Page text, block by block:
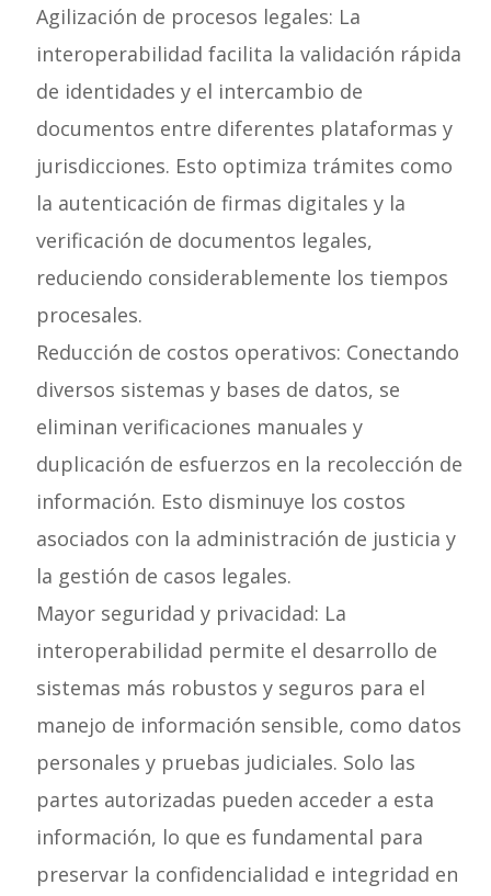
Agilización de procesos legales: La
interoperabilidad facilita la validación rápida
de identidades y el intercambio de
documentos entre diferentes plataformas y
jurisdicciones. Esto optimiza trámites como
la autenticación de firmas digitales y la
verificación de documentos legales,
reduciendo considerablemente los tiempos
procesales.
Reducción de costos operativos: Conectando
diversos sistemas y bases de datos, se
eliminan verificaciones manuales y
duplicación de esfuerzos en la recolección de
información. Esto disminuye los costos
asociados con la administración de justicia y
la gestión de casos legales.
Mayor seguridad y privacidad: La
interoperabilidad permite el desarrollo de
sistemas más robustos y seguros para el
manejo de información sensible, como datos
personales y pruebas judiciales. Solo las
partes autorizadas pueden acceder a esta
información, lo que es fundamental para
preservar la confidencialidad e integridad en